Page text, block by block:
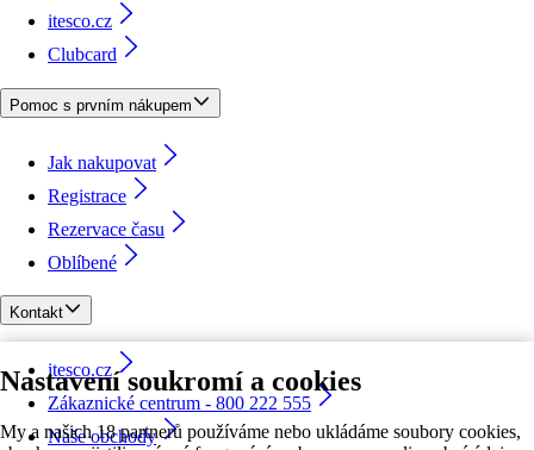
Nastavení soukromí a cookies
My a našich 18 partnerů používáme nebo ukládáme soubory cookies,
itesco.cz
Clubcard
Pomoc s prvním nákupem
Jak nakupovat
Registrace
Rezervace času
Oblíbené
Kontakt
itesco.cz
Zákaznické centrum - 800 222 555
Naše obchody